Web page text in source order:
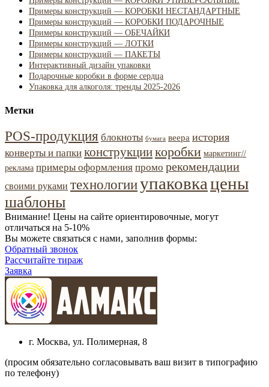
Примеры конструкций — КОРОБКИ НЕСТАНДАРТНЫЕ
Примеры конструкций — КОРОБКИ ПОДАРОЧНЫЕ
Примеры конструкций — ОБЕЧАЙКИ
Примеры конструкций — ЛОТКИ
Примеры конструкций — ПАКЕТЫ
Интерактивный дизайн упаковки
Подарочные коробки в форме сердца
Упаковка для алкоголя: тренды 2025-2026
Метки
POS-продукция блокноты бумага веера история
конверты и папки конструкциикоробки маркетинг//
реклама примеры оформления промо рекомендации
своими руками технологииупаковкацены
шаблоны
Внимание! Цены на сайте ориентировочные, могут
отличаться на 5-10%
Вы можете связаться с нами, заполнив формы:
Обратный звонок
Рассчитайте тираж
Заявка
г. Москва, ул. Полимерная, 8
(просим обязательно согласовывать ваш визит в типографию
по телефону)